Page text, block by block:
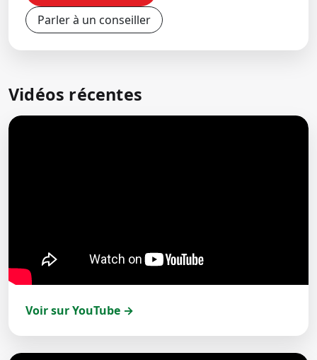
Parler à un conseiller
Vidéos récentes
Voir sur YouTube →